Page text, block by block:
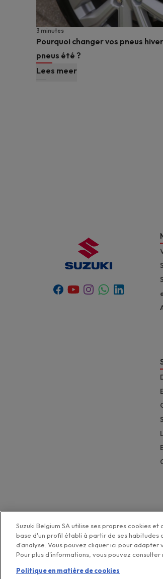
Pourquoi changer vos pneus
pneus été ?
3 minutes
Lees meer
Facebook
YoutubeInstagram
Whatsapp
Linkedin
Suzuki Belgium SA utilise ses propres cookies
base d'un profil établi à partir de ses habitudes
d'analyse. Vous pouvez cliquer ici pour
Pour plus d'informations, vous pouvez
Politique en matière de cookies